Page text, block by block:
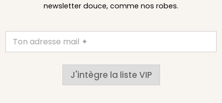
newsletter douce, comme nos robes.
J'intègre la liste VIP